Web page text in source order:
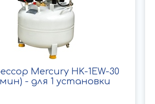
Mercury HK-1EW-30
- для 1 установки